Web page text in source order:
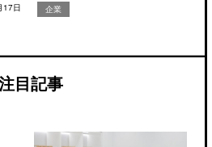
17日 企業
目記事